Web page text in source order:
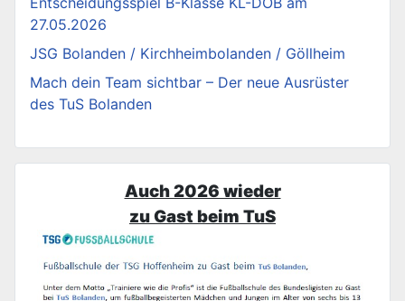
27.05.2026
JSG Bolanden / Kirchheimbolanden / Göllheim
Mach dein Team sichtbar – Der neue Ausrüster
des TuS Bolanden
Auch 2026 wieder
zu Gast beim TuS